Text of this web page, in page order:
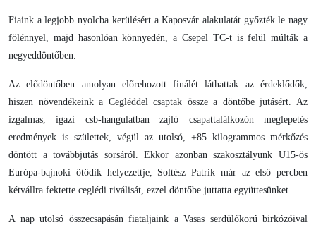
Fiaink a legjobb nyolcba kerülésért a Kaposvár alakulatát győzték le nagy
fölénnyel, majd hasonlóan könnyedén, a Csepel TC-t is felül múlták a
negyeddöntőben.
Az elődöntőben amolyan előrehozott finálét láthattak az érdeklődők,
hiszen növendékeink a Cegléddel csaptak össze a döntőbe jutásért. Az
izgalmas, igazi csb-hangulatban zajló csapattalálkozón meglepetés
eredmények is születtek, végül az utolsó, +85 kilogrammos mérkőzés
döntött a továbbjutás sorsáról. Ekkor azonban szakosztályunk U15-ös
Európa-bajnoki ötödik helyezettje, Soltész Patrik már az első percben
kétvállra fektette ceglédi riválisát, ezzel döntőbe juttatta együttesünket.
A nap utolsó összecsapásán fiataljaink a Vasas serdülőkorú birkózóival